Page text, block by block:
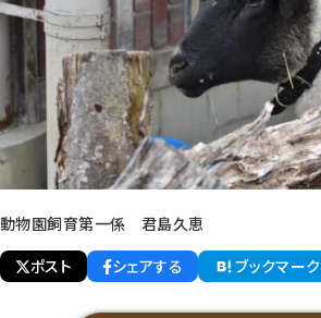
動物園飼育第一係 君島久恵
ポスト
シェアする ブックマーク